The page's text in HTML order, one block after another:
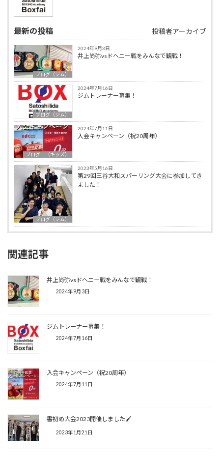
最新の投稿 投稿者アーカイブ
ブログ（ジム）
2024年9月3日
井上尚弥vsドヘニー戦をみんなで観戦！
ブログ（ジム）
2024年7月16日
ジムトレーナー募集！
ブログ （キッズ）
2024年7月11日
入会キャンペーン（祝20周年）
ブログ（ジム）
2023年5月16日
第29回三谷大和スパーリング大会に参加してき
ました！
関連記事
井上尚弥vsドヘニー戦をみんなで観戦！
2024年9月3日
ジムトレーナー募集！
2024年7月16日
入会キャンペーン（祝20周年）
2024年7月11日
書初め大会2023開催しました🖌
2023年1月21日